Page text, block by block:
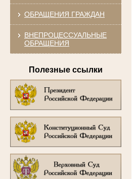
ОБРАЩЕНИЯ ГРАЖДАН
ВНЕПРОЦЕССУАЛЬНЫЕ
ОБРАЩЕНИЯ
Полезные ссылки